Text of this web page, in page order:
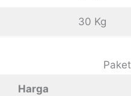
30 Kg
Harga